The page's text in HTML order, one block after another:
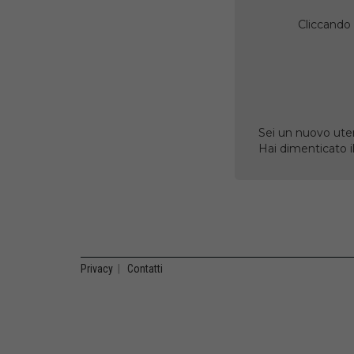
Sei un nuovo
Hai dimenticato
Privacy Contatti